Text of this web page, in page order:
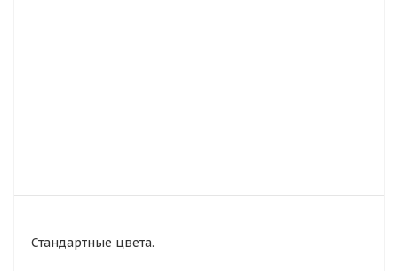
Стандартные цвета.